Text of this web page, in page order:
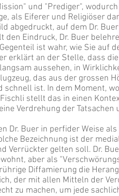
und "Prediger",
als Eiferer und Religiöser
abgedruckt, auf dem Dr.
den Eindruck, Dr. Buer
ist wahr, wie Sie auf
erklärt an der Stelle, dass
aussehen, in
das aus der grossen
ist. In dem Moment,
stellt das in einen
Verdrehung der Tatsachen
Dr. Buer in perfider Weise als
Bezeichnung ist der
Verrückter gelten soll. Dr.
aber als
Diffamierung die
der mit allen Mitteln der
zu machen, um jede